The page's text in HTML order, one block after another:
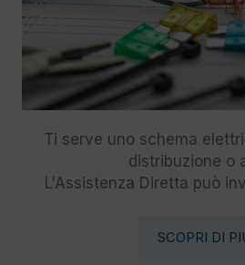
Ti serve uno schema
distribuzione o
L'Assistenza Diretta può
SCOPRI DI